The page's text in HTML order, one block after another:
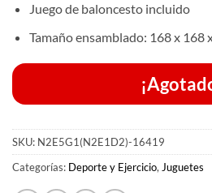
Juego de baloncesto incluido
Tamaño ensamblado: 168 x 168
SKU: N2E5G1(N2E1D2)-16419
Categorías: Deporte y Ejercicio, Juguetes